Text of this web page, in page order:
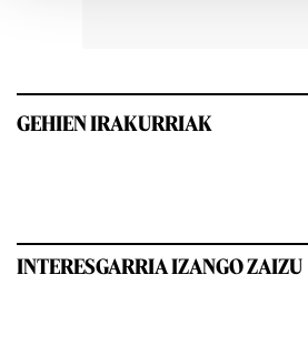
GEHIEN IRAKURRIAK
INTERESGARRIA IZANGO ZAIZU